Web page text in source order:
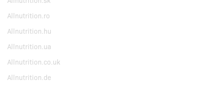
Allnutrition.ro
Allnutrition.hu
Allnutrition.ua
Allnutrition.co.uk
Allnutrition.de